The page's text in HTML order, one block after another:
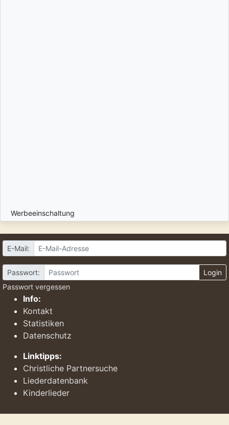
Werbeeinschaltung
E-Mail:
Passwort:
Login
Passwort vergessen
Info:
Kontakt
Statistiken
Datenschutz
Linktipps:
Christliche Partnersuche
Liederdatenbank
Kinderlieder